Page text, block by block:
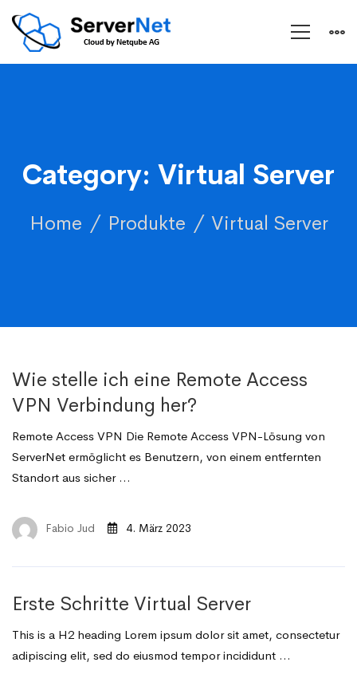
Category: Virtual Server
Home Produkte Virtual Server
Wie stelle ich eine Remote Access
VPN Verbindung her?
Remote Access VPN Die Remote Access VPN-Lösung von
ServerNet ermöglicht es Benutzern, von einem entfernten
Standort aus sicher …
Fabio Jud 4. März 2023
Erste Schritte Virtual Server
This is a H2 heading Lorem ipsum dolor sit amet, consectetur
adipiscing elit, sed do eiusmod tempor incididunt …